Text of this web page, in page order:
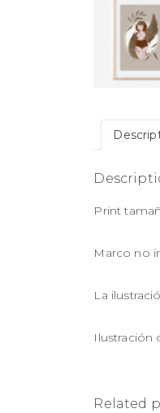
Print
Marco no
La
Ilustración
Related